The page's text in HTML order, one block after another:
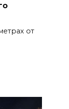
от